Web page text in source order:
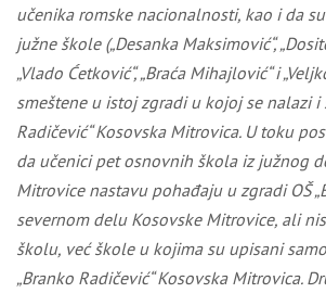
učenika romske nacionalnosti, kao i da
južne škole („Desanka Maksimović“,
„Vlado Ćetković“, „Braća Mihajlović“ i
smeštene u istoj zgradi u kojoj se nalazi i
Radičević“ Kosovska Mitrovica. U toku
da učenici pet osnovnih škola iz južnog
Mitrovice nastavu pohađaju u zgradi OŠ
severnom delu Kosovske Mitrovice, ali
školu, već škole u kojima su upisani
„Branko Radičević“ Kosovska Mitrovica.